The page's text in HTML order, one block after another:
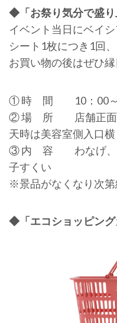
◆「お祭り気分で盛り
イベント当日にベイ
シート1枚につき1回
お買い物の後はぜひ
① 時 間 10：00～
② 場 所 店舗正面
天時は美容室側入口横
③ 内 容 わなげ、ス
子すくい
※景品がなくなり次
◆「エコショッピング